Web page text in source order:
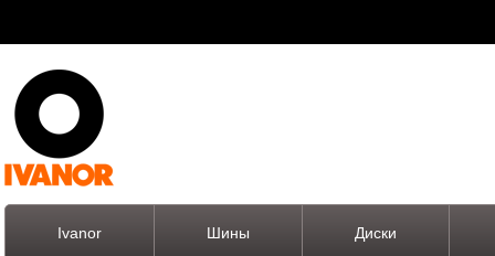
Ivanor Шины Диски